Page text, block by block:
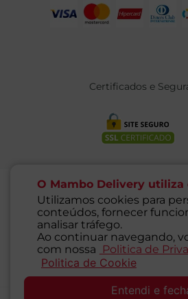
O Mambo Delivery utiliza
Utilizamos cookies para
conteúdos, fornecer
analisar tráfego.
Ao continuar navegando,
com nossa
Politica de
Politica de Cookie
Entendi e
Certificados e
@ 2021 MAMBO - TODOS OS
Supermercados
CNPJ: 71.676.316/0001-46 - Inscrição
Endereço: Rua Guaipá, 255 - Vila